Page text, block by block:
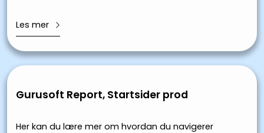
Les mer
Gurusoft Report, Startsider prod
Her kan du lære mer om hvordan du navigerer